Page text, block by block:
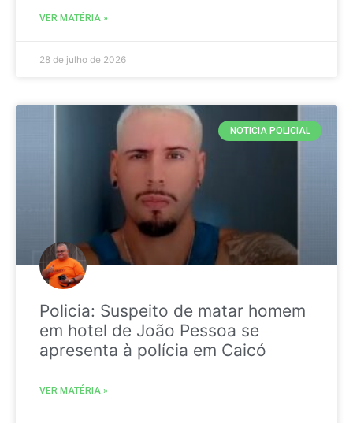
VER MATÉRIA »
28 de julho de 2026
NOTICIA POLICIAL
Policia: Suspeito de matar homem
em hotel de João Pessoa se
apresenta à polícia em Caicó
VER MATÉRIA »